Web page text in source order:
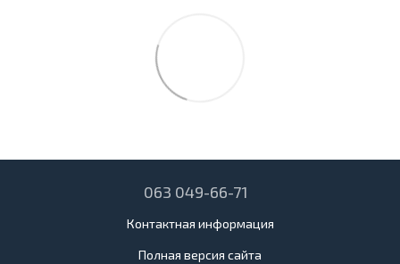
063 049-66-71
Контактная информация
Полная версия сайта